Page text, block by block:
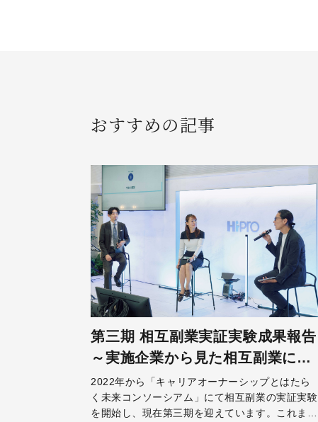
おすすめの記事
第三期 相互副業実証実験成果報告
～実施企業から見た相互副業によ
る効果とは～
2022年から「キャリアオーナーシップとはたら
く未来コンソーシアム」にて相互副業の実証実験
を開始し、現在第三期を迎えています。これまで